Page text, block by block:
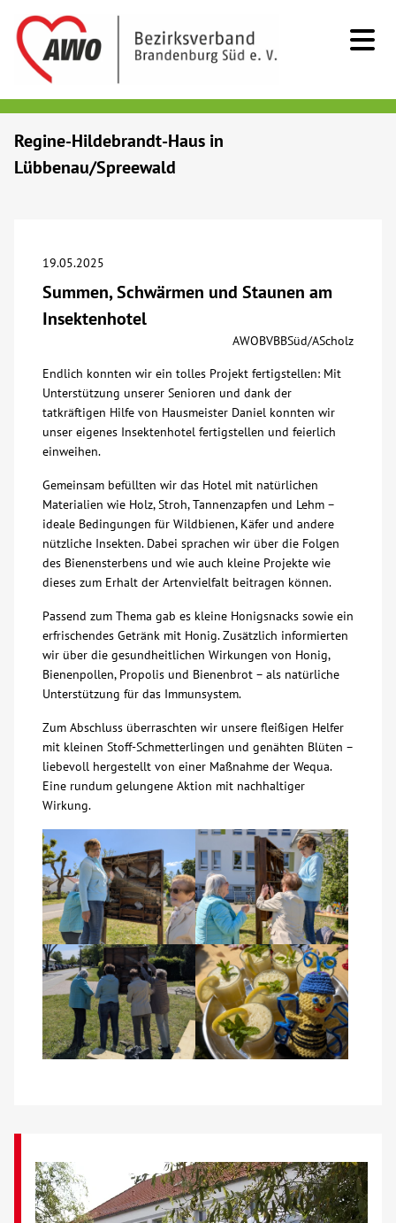
Senioren
Begegnung
Bildung
Über uns
Veranstaltungen
Spenden
Mitmachen
Karriere
Ausbildung
Glossar
Suche
Kontakt
AWO BB Süd
Regine-Hildebrandt-Haus in
Lübbenau/Spreewald
19.05.2025
Summen, Schwärmen und Staunen am
Insektenhotel
AWOBVBBSüd/AScholz
Endlich konnten wir ein tolles Projekt fertigstellen: Mit
Unterstützung unserer Senioren und dank der
tatkräftigen Hilfe von Hausmeister Daniel konnten wir
unser eigenes Insektenhotel fertigstellen und feierlich
einweihen.
Gemeinsam befüllten wir das Hotel mit natürlichen
Materialien wie Holz, Stroh, Tannenzapfen und Lehm –
ideale Bedingungen für Wildbienen, Käfer und andere
nützliche Insekten. Dabei sprachen wir über die Folgen
des Bienensterbens und wie auch kleine Projekte wie
dieses zum Erhalt der Artenvielfalt beitragen können.
Passend zum Thema gab es kleine Honigsnacks sowie ein
erfrischendes Getränk mit Honig. Zusätzlich informierten
wir über die gesundheitlichen Wirkungen von Honig,
Bienenpollen, Propolis und Bienenbrot – als natürliche
Unterstützung für das Immunsystem.
Zum Abschluss überraschten wir unsere fleißigen Helfer
mit kleinen Stoff-Schmetterlingen und genähten Blüten –
liebevoll hergestellt von einer Maßnahme der Wequa.
Eine rundum gelungene Aktion mit nachhaltiger
Wirkung.